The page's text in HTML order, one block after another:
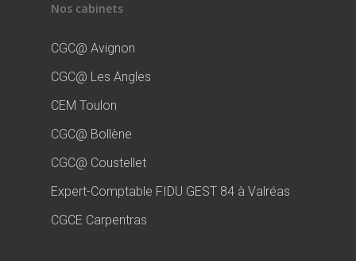
Nos cabinets
CGC@ Avignon
CGC@ Les Angles
CEM Toulon
CGC@ Bollène
CGC@ Coustellet
Expert-Comptable FIDU GEST 84 à Valréas
CGCE Carpentras